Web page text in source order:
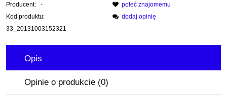
Producent:
-
Kod produktu:
33_20131003152321
poleć znajomemu
dodaj opinię
Opis
Opinie o produkcie (0)